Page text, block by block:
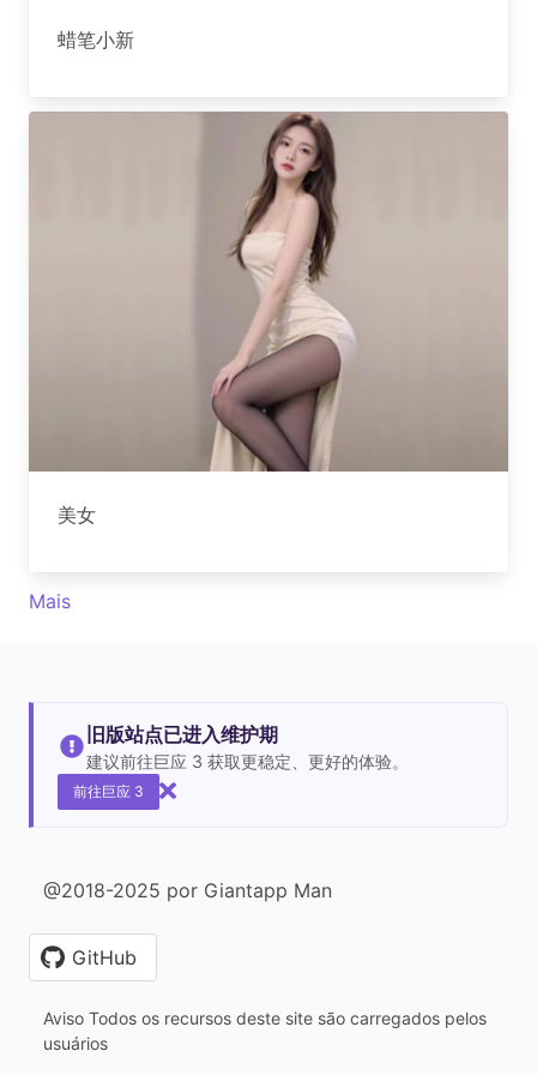
蜡笔小新
美女
Mais
旧版站点已进入维护期
建议前往巨应 3 获取更稳定、更好的体验。
前往巨应 3
@2018-2025 por Giantapp Man
GitHub
Aviso Todos os recursos deste site são carregados pelos
usuários